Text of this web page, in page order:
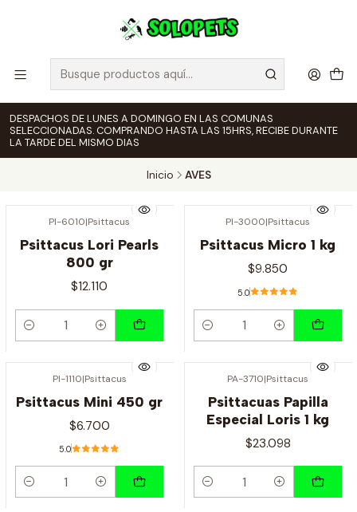
DESPACHOS DE LUNES A DOMINGO EN LAS COMUNAS
SELECCIONADAS. COMPRANDO HASTA LAS 15HRS, RECIBE DURANTE
LA TARDE DEL MISMO DIAS
Inicio AVES
PI-6010|Psittacus
Psittacus Lori Pearls
800 gr
$12.110
Cantidad
PI-3000|Psittacus
Psittacus Micro 1 kg
$9.850
5.0
Cantidad
PI-1110|Psittacus
Psittacus Mini 450 gr
$6.700
5.0
Cantidad
PA-3710|Psittacus
Psittacuas Papilla
Especial Loris 1 kg
$23.098
Cantidad